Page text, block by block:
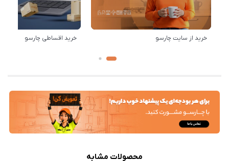
خرید از سایت چارسو خرید اقساطی چارسو
محصولات مشابه